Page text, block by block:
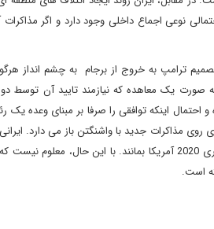
نوعی اجماع داخلی وجود دارد و اگر مذاکرات
ترامپ به خروج از برجام به چشم انداز
یک معاهده که نیازمند تایید آن توسط دو
احتمال اینکه توافقی را صرفا بر مبنای وعده
روی مذاکرات جدید با واشنگتن باز می دارد.
که ترجیح می دهند برای هر گونه تصمیم گیری منتظر نتایج انتخابات ریاست جمهوری 2020
است.